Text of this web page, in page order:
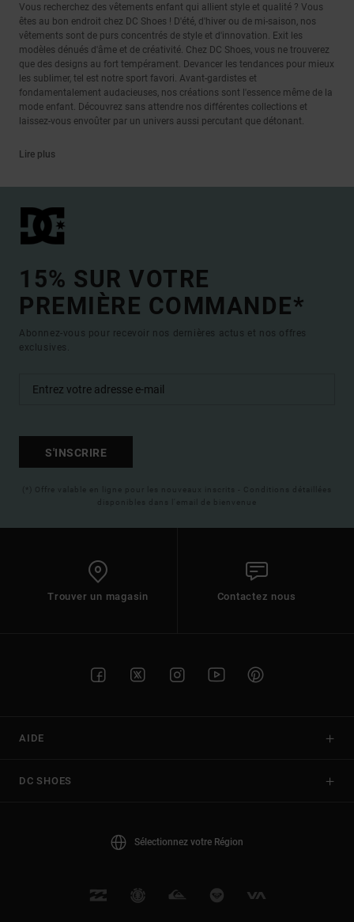
Vous recherchez des vêtements enfant qui allient style et qualité ? Vous
êtes au bon endroit chez DC Shoes ! D'été, d'hiver ou de mi-saison, nos
vêtements sont de purs concentrés de style et d'innovation. Exit les
modèles dénués d'âme et de créativité. Chez DC Shoes, vous ne trouverez
que des designs au fort tempérament. Devancer les tendances pour mieux
les sublimer, tel est notre sport favori. Avant-gardistes et
fondamentalement audacieuses, nos créations sont l'essence même de la
mode enfant. Découvrez sans attendre nos différentes collections et
laissez-vous envoûter par un univers aussi percutant que détonant.
Lire plus
15% SUR VOTRE
PREMIÈRE COMMANDE*
Abonnez-vous pour recevoir nos dernières actus et nos offres
exclusives.
S'INSCRIRE
(*) Offre valable en ligne pour les nouveaux inscrits - Conditions détaillées
disponibles dans l'email de bienvenue
Trouver un magasin Contactez nous
AIDE
DC SHOES
Sélectionnez votre Région